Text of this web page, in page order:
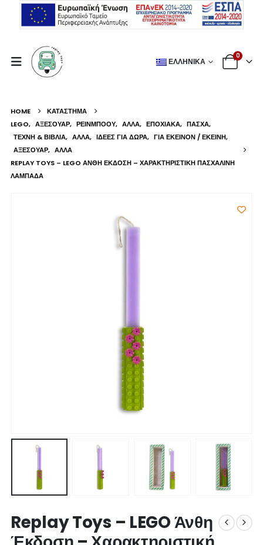
ΕΛΛΗΝΙΚΆ
0
HOME
ΚΑΤΆΣΤΗΜΑ
LEGO, ΑΞΕΣΟΥΆΡ, ΡΕΙΝΜΠΟΟΥ, ΆΛΛΑ, ΕΠΟΧΙΑΚΆ, ΠΆΣΧΑ,
ΤΈΧΝΗ & ΒΙΒΛΊΑ, ΆΛΛΑ, ΙΔΈΕΣ ΓΙΑ ΔΏΡΑ, ΓΙΑ ΕΚΕΊΝΟΝ / ΕΚΕΊΝΗ,
ΑΞΕΣΟΥΆΡ, ΆΛΛΑ
REPLAY TOYS – LEGO ΆΝΘΗ ΈΚΔΟΣΗ – ΧΑΡΑΚΤΗΡΙΣΤΙΚΉ ΠΑΣΧΑΛΙΝΉ
ΛΑΜΠΆΔΑ
Replay Toys – LEGO Άνθη